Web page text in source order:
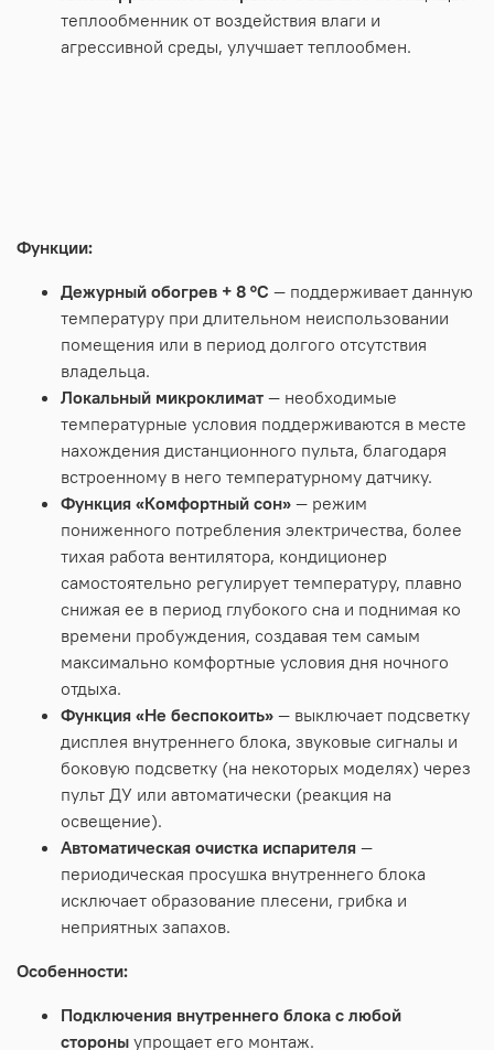
теплообменник от воздействия влаги и
агрессивной среды, улучшает теплообмен.
Функции:
Дежурный обогрев + 8 °С — поддерживает данную
температуру при длительном неиспользовании
помещения или в период долгого отсутствия
владельца.
Локальный микроклимат — необходимые
температурные условия поддерживаются в месте
нахождения дистанционного пульта, благодаря
встроенному в него температурному датчику.
Функция «Комфортный сон» — режим
пониженного потребления электричества, более
тихая работа вентилятора, кондиционер
самостоятельно регулирует температуру, плавно
снижая ее в период глубокого сна и поднимая ко
времени пробуждения, создавая тем самым
максимально комфортные условия дня ночного
отдыха.
Функция «Не беспокоить» — выключает подсветку
дисплея внутреннего блока, звуковые сигналы и
боковую подсветку (на некоторых моделях) через
пульт ДУ или автоматически (реакция на
освещение).
Автоматическая очистка испарителя —
периодическая просушка внутреннего блока
исключает образование плесени, грибка и
неприятных запахов.
Особенности:
Подключения внутреннего блока с любой
стороны упрощает его монтаж.